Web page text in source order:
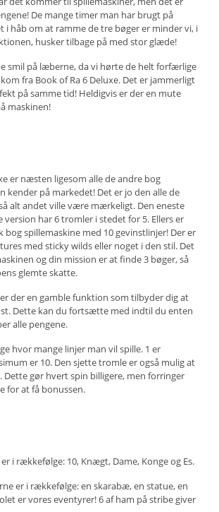
De mange timer man har brugt på
i håb om at ramme de tre bøger er minder vi, i
husker tilbage på med stor glæde!
smil på læberne, da vi hørte de helt forfærlige
fra Book of Ra 6 Deluxe. Det er jammerligt
på samme tid! Heldigvis er der en mute
maskinen!
er næsten ligesom alle de andre bog
kender på markedet! Det er jo den alle de
alt andet ville være mærkeligt. Den eneste
version har 6 tromler i stedet for 5. Ellers er
bog spillemaskine med 10 gevinstlinjer! Der er
med sticky wilds eller noget i den stil. Det
og din mission er at finde 3 bøger, så
glemte skatte.
der en gamble funktion som tilbyder dig at
Dette kan du fortsætte med indtil du enten
alle pengene.
hvor mange linjer man vil spille. 1 er
er 10. Den sjette tromle er også mulig at
Dette gør hvert spin billigere, men forringer
for at få bonussen.
i rækkefølge: 10, Knægt, Dame, Konge og Es.
er i rækkefølge: en skarabæ, en statue, en
er vores eventyrer! 6 af ham på stribe giver